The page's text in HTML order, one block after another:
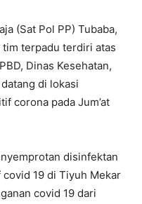
(Sat Pol PP) Tubaba,
terpadu terdiri atas
Dinas Kesehatan,
di lokasi
corona pada Jum’at
disinfektan
19 di Tiyuh Mekar
covid 19 dari